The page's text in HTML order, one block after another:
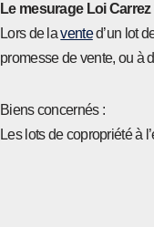
Le mesurage Loi Carrez
Lors de lavented’un lot
promesse de vente, ou à
Biens concernés :
Les lots de copropriété à